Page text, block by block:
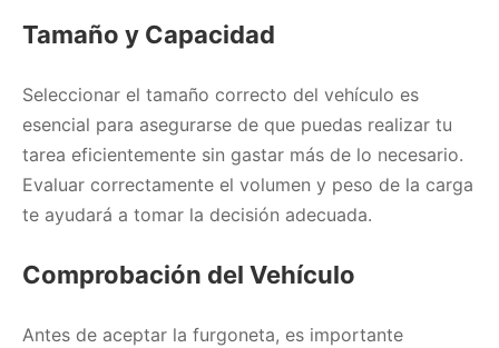
Tamaño y Capacidad
Seleccionar el tamaño correcto del vehículo es
esencial para asegurarse de que puedas realizar tu
tarea eficientemente sin gastar más de lo necesario.
Evaluar correctamente el volumen y peso de la carga
te ayudará a tomar la decisión adecuada.
Comprobación del Vehículo
Antes de aceptar la furgoneta, es importante